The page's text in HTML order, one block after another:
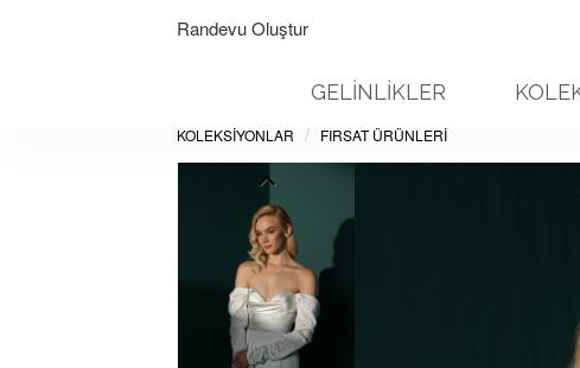
Randevu Oluştur
GELİNLİKLER
KOLEKSİYONLAR FIRSAT ÜRÜNLERI